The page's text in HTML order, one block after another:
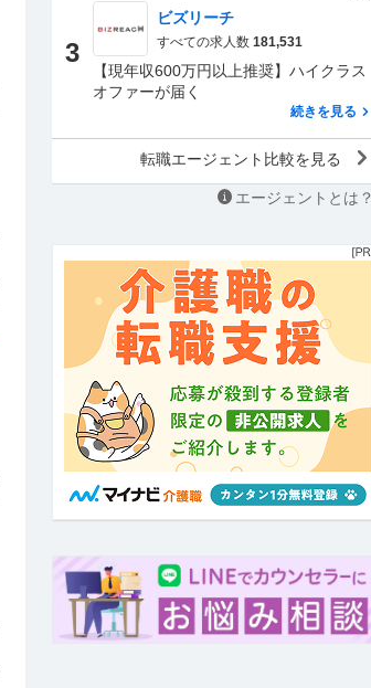
3
ビズリーチ
すべての求人数 181,531
【現年収600万円以上推奨】ハイクラス
オファーが届く
続きを見る
転職エージェント比較を見る
エージェントとは？